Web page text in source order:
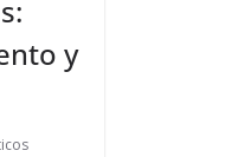
y